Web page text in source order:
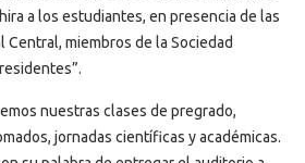
a los estudiantes, en presencia de las
miembros de la Sociedad
nuestras clases de pregrado,
jornadas científicas y académicas.